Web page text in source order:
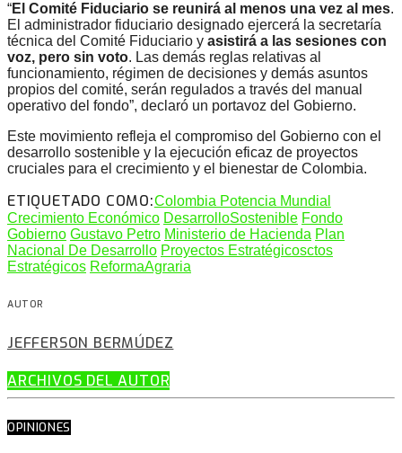
“El Comité Fiduciario se reunirá al menos una vez al mes.
El administrador fiduciario designado ejercerá la secretaría
técnica del Comité Fiduciario y asistirá a las sesiones con
voz, pero sin voto. Las demás reglas relativas al
funcionamiento, régimen de decisiones y demás asuntos
propios del comité, serán regulados a través del manual
operativo del fondo”, declaró un portavoz del Gobierno.
Este movimiento refleja el compromiso del Gobierno con el
desarrollo sostenible y la ejecución eficaz de proyectos
cruciales para el crecimiento y el bienestar de Colombia.
ETIQUETADO COMO:Colombia Potencia Mundial
Crecimiento Económico DesarrolloSostenible Fondo
Gobierno Gustavo Petro Ministerio de Hacienda Plan
Nacional De Desarrollo Proyectos Estratégicosctos
Estratégicos ReformaAgraria
AUTOR
JEFFERSON BERMÚDEZ
ARCHIVOS DEL AUTOR
OPINIONES